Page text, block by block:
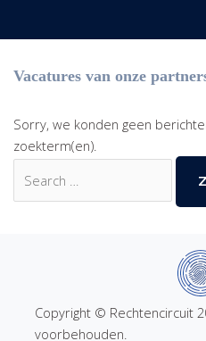
Vacatures van onze
Sorry, we konden geen
zoekterm(en).
naar:
Copyright © Rechtencircuit
voorbehouden.